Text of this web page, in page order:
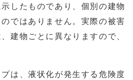
したものであり、個別の建物
ではありません。実際の被害
建物ごとに異なりますので、
は、液状化が発生する危険度